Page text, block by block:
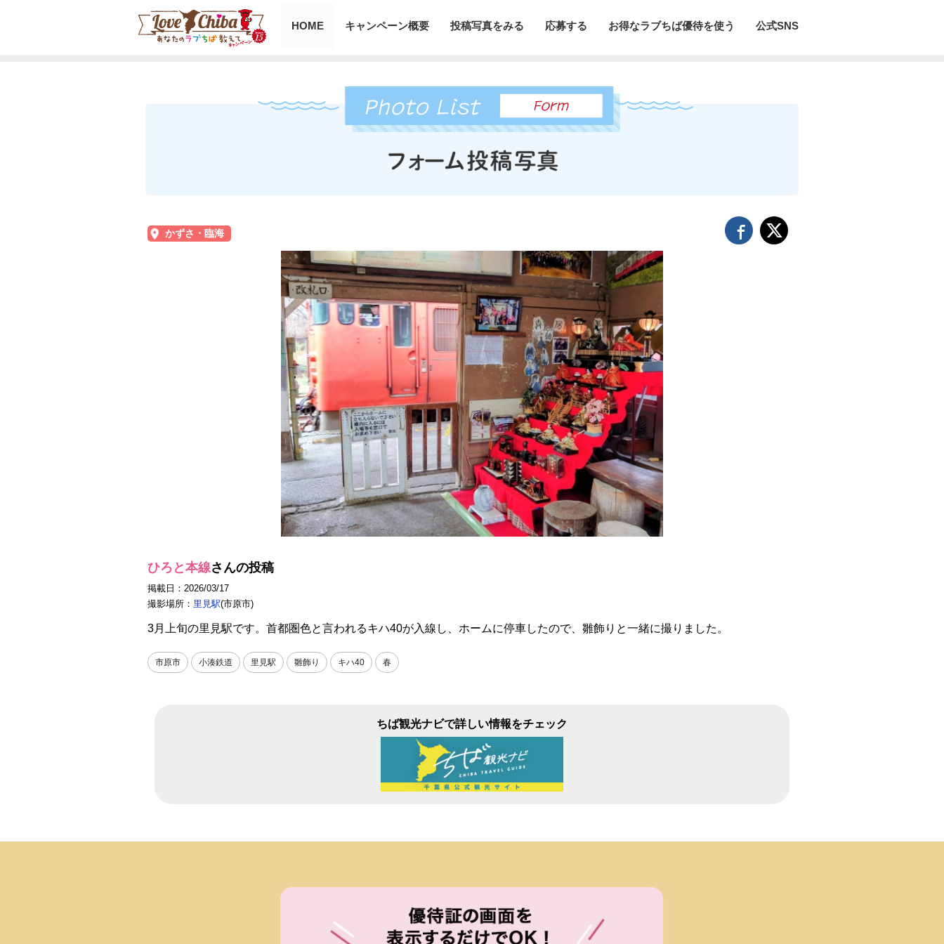
HOME キャンペーン概要 投稿写真をみる 応募する お得なラブちば優待を使う 公式SNS
かずさ・臨海
ひろと本線さんの投稿
掲載日：2026/03/17
撮影場所： 里見駅(市原市)
3月上旬の里見駅です。首都圏色と言われるキハ40が入線し、ホームに停車したので、雛飾りと一緒に撮りました。
市原市 小湊鉄道 里見駅 雛飾り キハ40 春
ちば観光ナビで詳しい情報をチェック